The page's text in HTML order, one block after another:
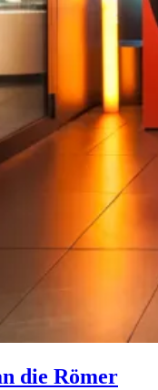
die Römer